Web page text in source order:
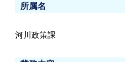
所属名
河川政策課